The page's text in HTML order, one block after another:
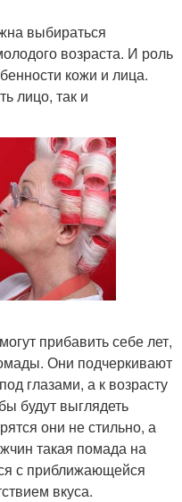
выбираться
возраста. И роль
кожи и лица.
лицо, так и
прибавить себе лет,
Они подчеркивают
глазами, а к возрасту
будут выглядеть
они не стильно, а
такая помада на
с приближающейся
вкуса.